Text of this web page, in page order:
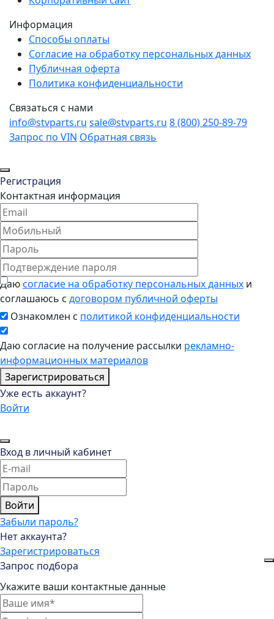
Информация
Способы оплаты
Согласие на обработку персональных данных
Публичная оферта
Политика конфиденциальности
Связаться с нами
info@stvparts.ru sale@stvparts.ru 8 (800) 250-89-79
Запрос по VIN Обратная связь
Регистрация
Контактная информация
Даюсогласие на обработку персональных данных и
соглашаюсь с договором публичной оферты
Ознакомлен с политикой конфиденциальности
Даю согласие на получение рассылки рекламно-
информационных материалов
Зарегистрироваться
Уже есть аккаунт?
Войти
Вход в личный кабинет
Войти
Забыли пароль?
Нет аккаунта?
Зарегистрироваться
Запрос подбора
Укажите ваши контактные данные